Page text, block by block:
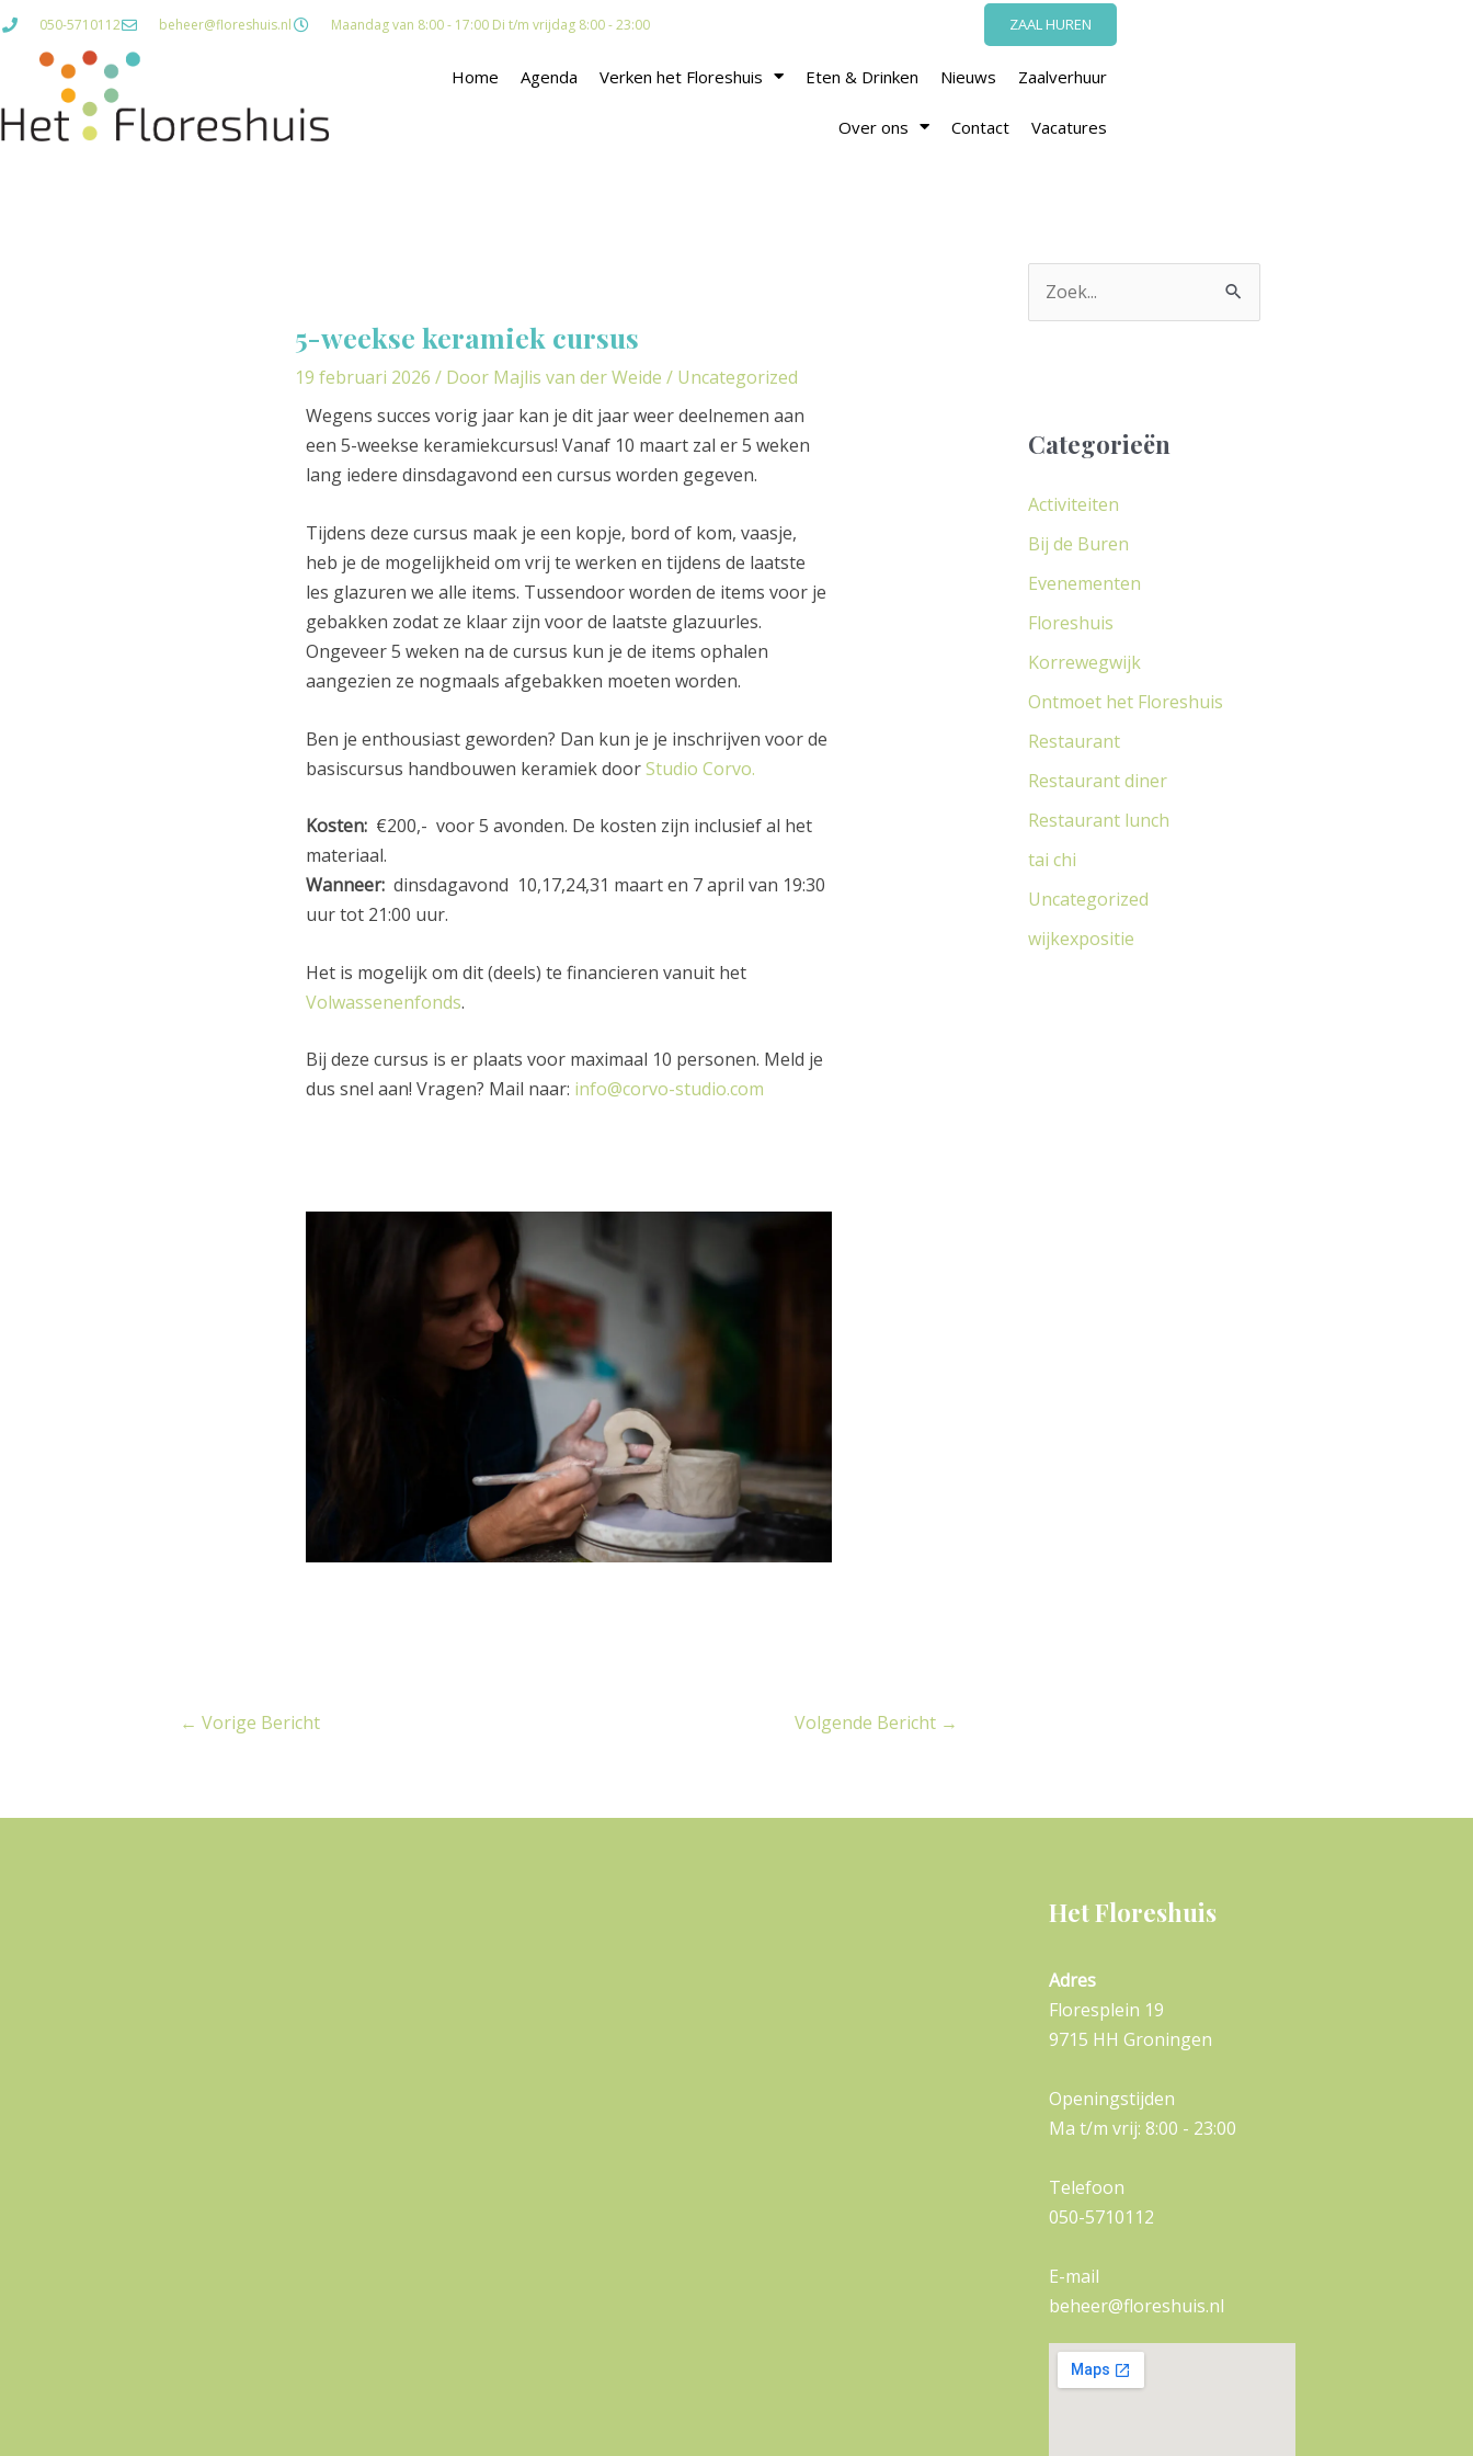
Ga
inhoud
050-5710112 beheer@floreshuis.nl Maandag van 8:00 - 17:00 Di t/m vrijdag 8:00 - 23:00 ZAAL HUREN
Home Agenda Verken het Floreshuis Eten & Drinken Nieuws Zaalverhuur
Over ons Contact Vacatures
5-weekse keramiek cursus
19 februari 2026 / Door Majlis van der Weide / Uncategorized
Wegens succes vorig jaar kan je dit jaar weer deelnemen aan
een 5-weekse keramiekcursus! Vanaf 10 maart zal er 5 weken
lang iedere dinsdagavond een cursus worden gegeven.
Tijdens deze cursus maak je een kopje, bord of kom, vaasje,
heb je de mogelijkheid om vrij te werken en tijdens de laatste
les glazuren we alle items. Tussendoor worden de items voor je
gebakken zodat ze klaar zijn voor de laatste glazuurles.
Ongeveer 5 weken na de cursus kun je de items ophalen
aangezien ze nogmaals afgebakken moeten worden.
Ben je enthousiast geworden? Dan kun je je inschrijven voor de
basiscursus handbouwen keramiek doorStudio Corvo.
Kosten:€200,- voor 5 avonden. De kosten zijn inclusief al het
materiaal.
Wanneer:dinsdagavond 10,17,24,31 maart en 7 april van 19:30
uur tot 21:00 uur.
Het is mogelijk om dit (deels) te financieren vanuit het
Volwassenenfonds.
Bij deze cursus is er plaats voor maximaal 10 personen. Meld je
dus snel aan! Vragen? Mail naar: info@corvo-studio.com
← Vorige Bericht Volgende Bericht →
n
a
r
:
Categorieën
Activiteiten
Bij de Buren
Evenementen
Floreshuis
Korrewegwijk
Ontmoet het Floreshuis
Restaurant
Restaurant diner
Restaurant lunch
tai chi
Uncategorized
wijkexpositie
Het Floreshuis
Adres
Floresplein 19
9715 HH Groningen
Openingstijden
Ma t/m vrij: 8:00 - 23:00
Telefoon
050-5710112
E-mail
beheer@floreshuis.nl